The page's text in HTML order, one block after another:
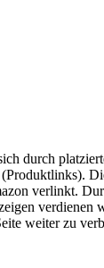
durch
verlinkt.
verdienen
weiter zu